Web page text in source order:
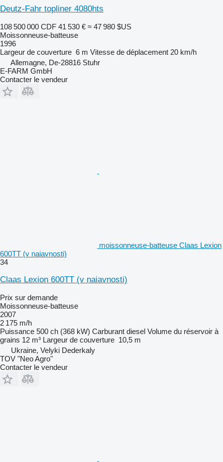
Deutz-Fahr topliner 4080hts
108 500 000 CDF 41 530 € ≈ 47 980 $US
Moissonneuse-batteuse
1996
Largeur de couverture 6 m Vitesse de déplacement 20 km/h
Allemagne, De-28816 Stuhr
E-FARM GmbH
Contacter le vendeur
moissonneuse-batteuse Claas Lexion
600TT (v naiavnosti)
34
Claas Lexion 600TT (v naiavnosti)
Prix sur demande
Moissonneuse-batteuse
2007
2 175 m/h
Puissance 500 ch (368 kW) Carburant diesel Volume du réservoir à
grains 12 m³ Largeur de couverture 10,5 m
Ukraine, Velyki Dederkaly
TOV "Neo Agro"
Contacter le vendeur